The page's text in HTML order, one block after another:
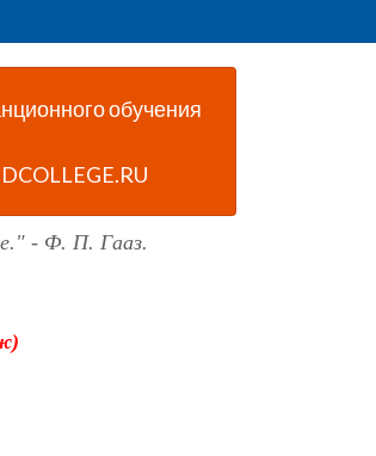
обучения
- Ф. П. Гааз.